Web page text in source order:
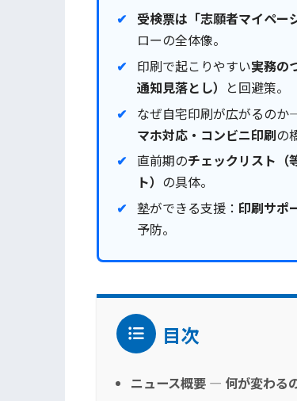
受検票は「志願者マイペー
ローの全体像。
印刷で起こりやすい実務の
通知見落とし） と回避策。
なぜ自宅印刷が広がるのか
マホ対応・コンビニ印刷の
直前期のチェックリスト（
ト） の具体。
塾ができる支援： 印刷サポ
予防。
目次
ニュース概要 — 何が変わる